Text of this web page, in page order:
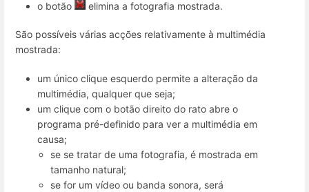
o botão
elimina a fotografia mostrada.
São possíveis várias acções relativamente à multimédia
mostrada:
um único clique esquerdo permite a alteração da
multimédia, qualquer que seja;
um clique com o botão direito do rato abre o
programa pré-definido para ver a multimédia em
causa;
se se tratar de uma fotografia, é mostrada em
tamanho natural;
se for um vídeo ou banda sonora, será